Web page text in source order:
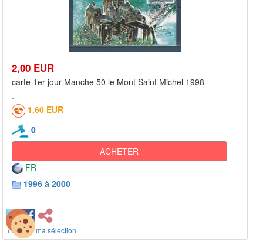
2,00 EUR
carte 1er jour Manche 50 le Mont Saint Michel 1998
1,60 EUR
0
ACHETER
FR
1996 à 2000
+ ajout à ma sélection